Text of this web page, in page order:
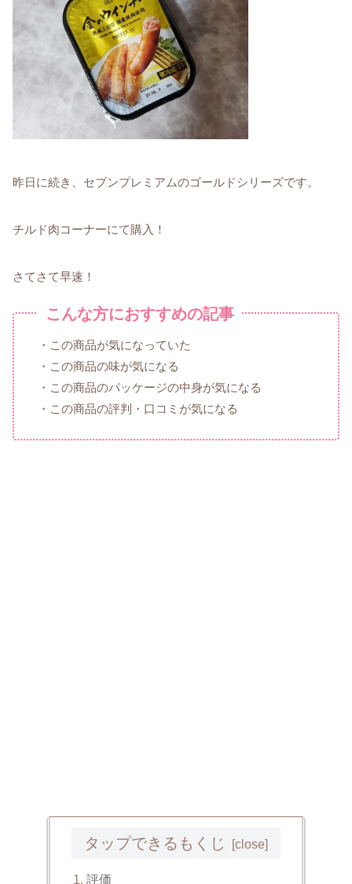
昨日に続き、セブンプレミアムのゴールドシリーズです。
チルド肉コーナーにて購入！
さてさて早速！
こんな方におすすめの記事
・この商品が気になっていた
・この商品の味が気になる
・この商品のパッケージの中身が気になる
・この商品の評判・口コミが気になる
タップできるもくじ
評価